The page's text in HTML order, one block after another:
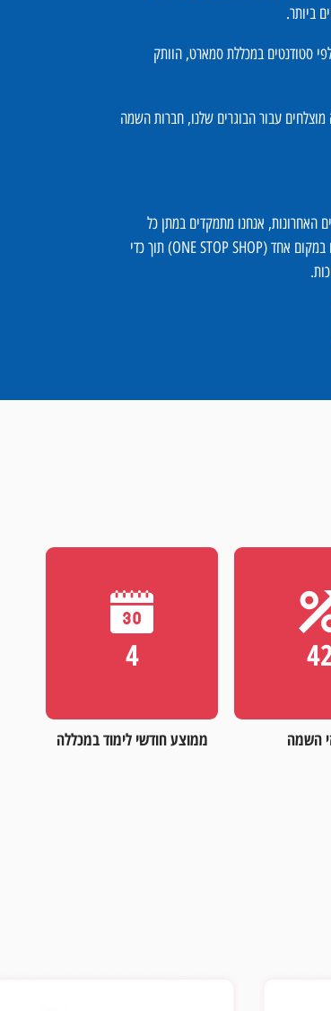
ביותר.
סטודנטים במכללת סמארט, הוותק
עבור הבוגרים שלנו, חברות השמה
בו לקחנו חלק ב 10 השנים האחרונות, אנחנו מתמקדים במתן כל
הפתרונות הטכנולוגיים עבור לקוחתינו במקום אחד (ONE STOP SHOP) תוך כדי
השמה
6
ממוצע חודשי לימוד במכללה